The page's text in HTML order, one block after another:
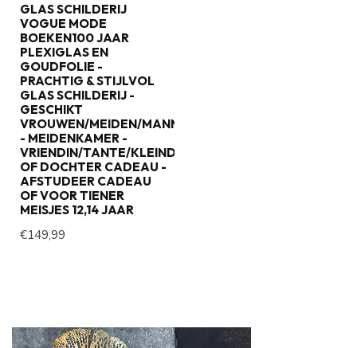
GLAS SCHILDERIJ
VOGUE MODE
BOEKEN100 JAAR
PLEXIGLAS EN
GOUDFOLIE -
PRACHTIG & STIJLVOL
GLAS SCHILDERIJ -
GESCHIKT
VROUWEN/MEIDEN/MANNEN
- MEIDENKAMER -
VRIENDIN/TANTE/KLEINDOCHTER
OF DOCHTER CADEAU -
AFSTUDEER CADEAU
OF VOOR TIENER
MEISJES 12,14 JAAR
€149,99